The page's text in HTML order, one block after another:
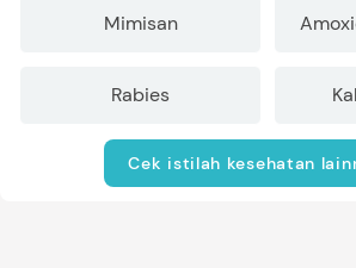
Mimisan
Rabies
Cek istilah kesehatan